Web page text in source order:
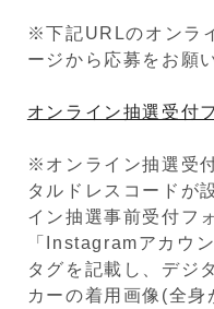
※下記URLのオンラ
ージから応募をお願
オンライン抽選受付
※オンライン抽選受
タルドレスコードが
イン抽選事前受付フ
「Instagramアカウ
タグを記載し、デジ
カーの着用画像(全身